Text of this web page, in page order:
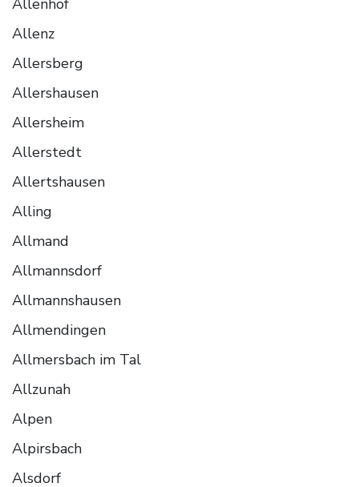
Allenz
Allersberg
Allershausen
Allersheim
Allerstedt
Allertshausen
Alling
Allmand
Allmannsdorf
Allmannshausen
Allmendingen
Allmersbach im Tal
Allzunah
Alpen
Alpirsbach
Alsdorf